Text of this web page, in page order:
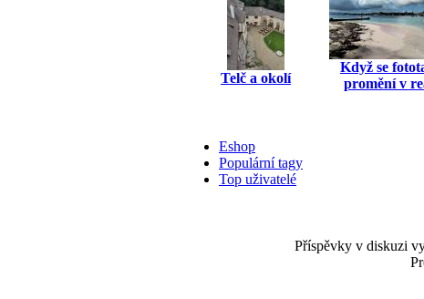
Telč a okolí
Když se
promění v
Eshop
Populární tagy
Top uživatelé
Příspěvky v diskuzi